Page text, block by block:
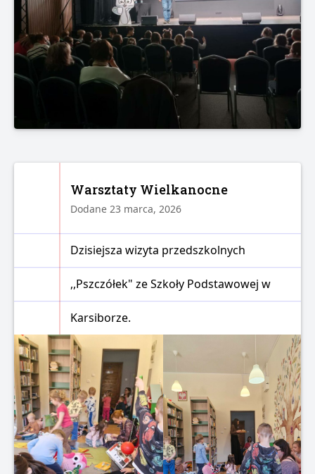
Warsztaty Wielkanocne
Dodane 23 marca, 2026
Dzisiejsza wizyta przedszkolnych
,,Pszczółek" ze Szkoły Podstawowej w
Karsiborze.